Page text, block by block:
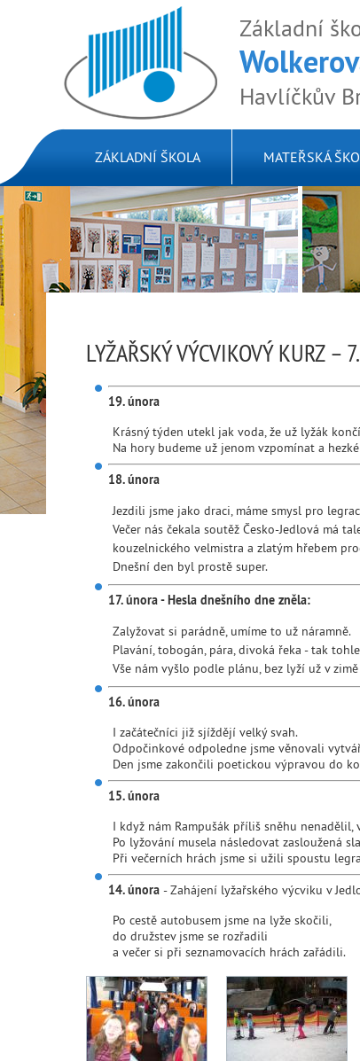
Základní
Havlíčkův
ZÁKLADNÍ ŠKOLA MATEŘSKÁ
LYŽAŘSKÝ VÝCVIKOVÝ KURZ –
19. února
Krásný týden utekl jak voda, že už lyžák
Na hory budeme už jenom vzpomínat a
18. února
Jezdili jsme jako draci, máme smysl pro
Večer nás čekala soutěž Česko-Jedlová má
kouzelnického velmistra a zlatým hřebem
Dnešní den byl prostě super.
17. února - Hesla dnešního dne zněla:
Zalyžovat si parádně, umíme to už náramně.
Plavání, tobogán, pára, divoká řeka - tak
Vše nám vyšlo podle plánu, bez lyží už v
16. února
I začátečníci již sjíždějí velký svah.
Odpočinkové odpoledne jsme věnovali
Den jsme zakončili poetickou výpravou do
15. února
I když nám Rampušák příliš sněhu nenadělil,
Po lyžování musela následovat zasloužená
Při večerních hrách jsme si užili spoustu
14. února - Zahájení lyžařského výcviku v
Po cestě autobusem jsme na lyže skočili,
do družstev jsme se rozřadili
a večer si při seznamovacích hrách zařádili.